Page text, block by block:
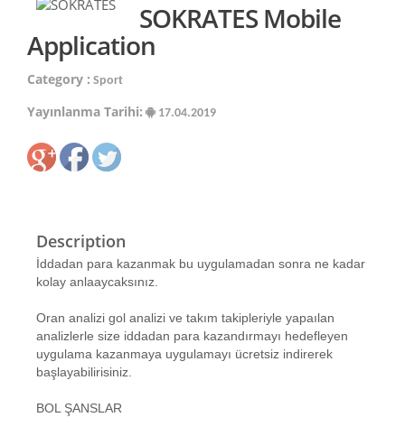
SOKRATES Mobile
Application
Category : Sport
Yayınlanma Tarihi: 17.04.2019
Description
İddadan para kazanmak bu uygulamadan sonra ne kadar
kolay anlaaycaksınız.
Oran analizi gol analizi ve takım takipleriyle yapaılan
analizlerle size iddadan para kazandırmayı hedefleyen
uygulama kazanmaya uygulamayı ücretsiz indirerek
başlayabilirisiniz.
BOL ŞANSLAR